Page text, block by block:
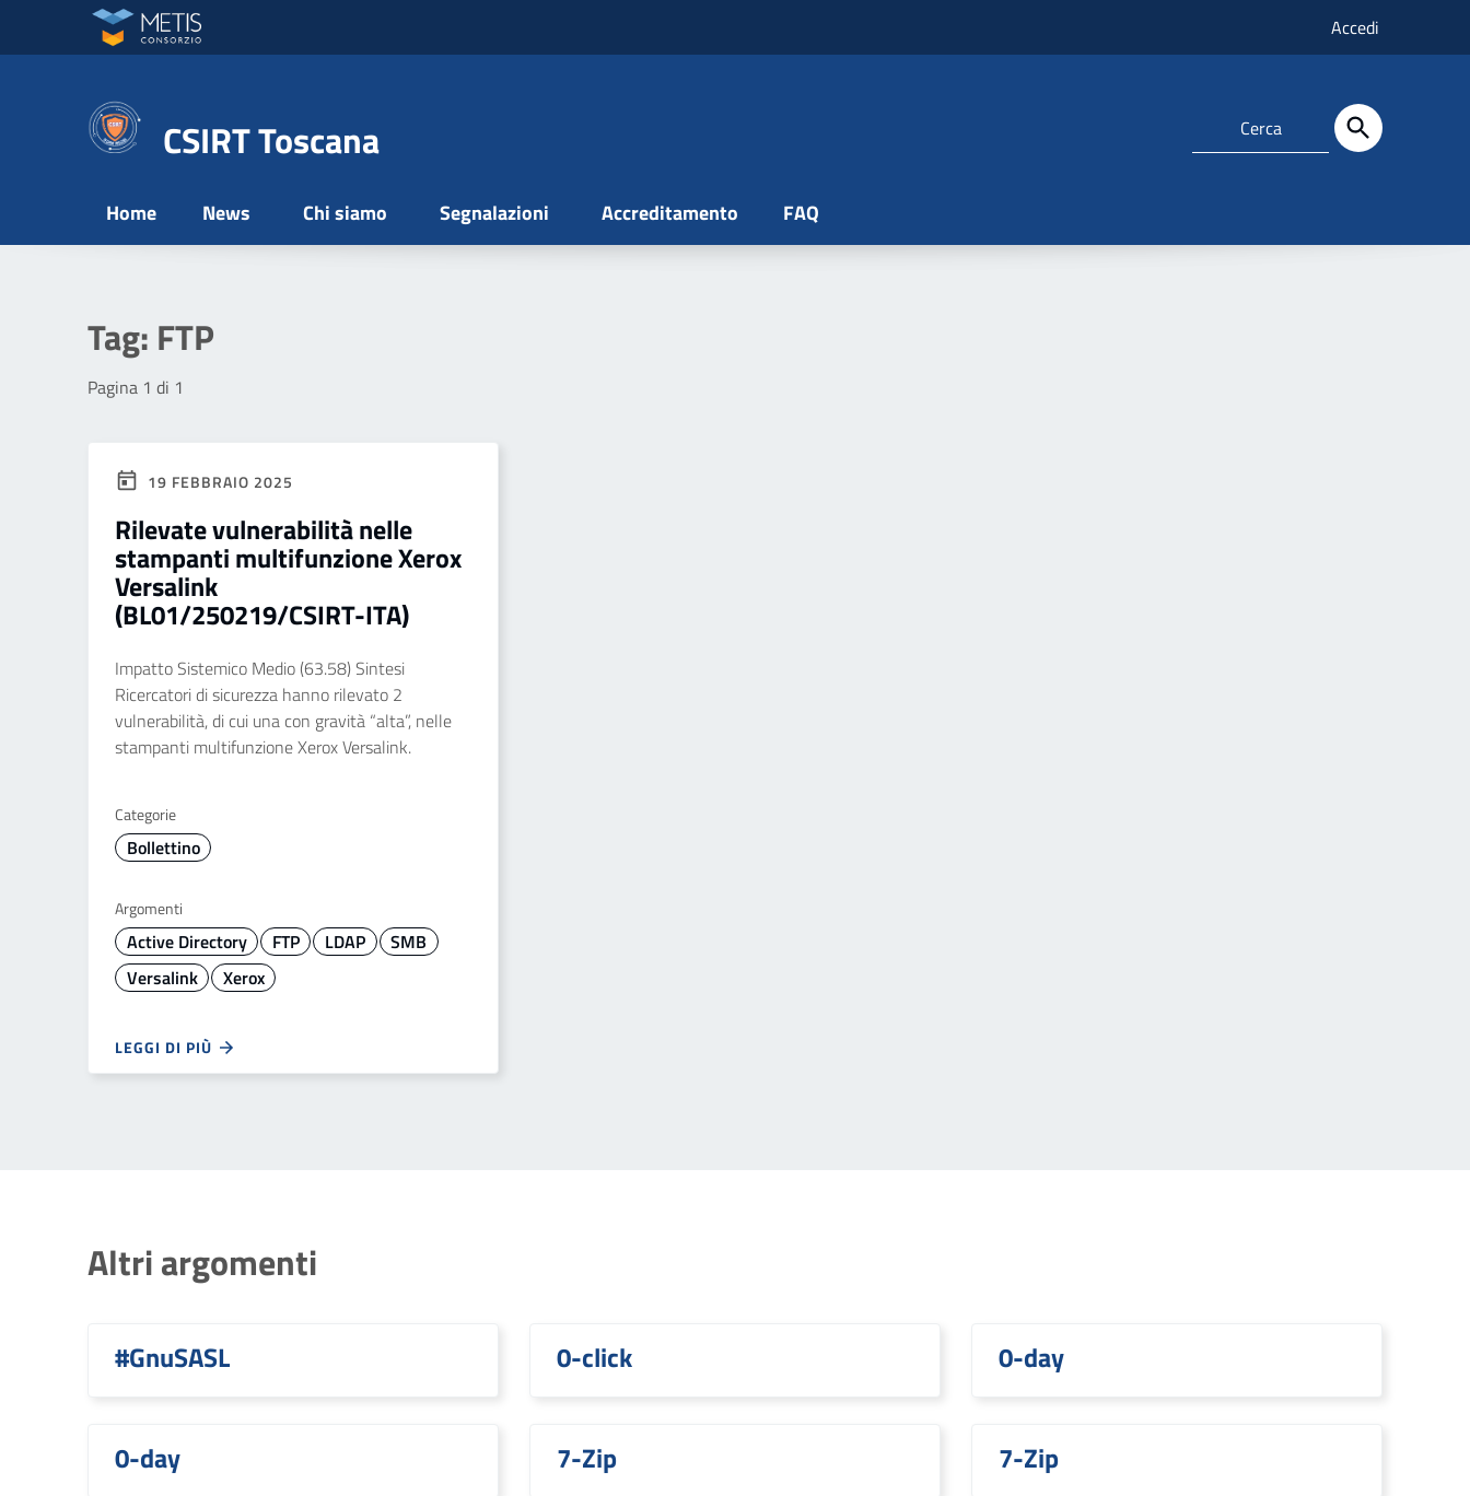
Vai ai contenuti
Vai al menu di navigazione
Accedi
CSIRT Toscana
Home News Chi siamo Segnalazioni Accreditamento FAQ
Tag: FTP
Pagina 1 di 1
19 FEBBRAIO 2025
Rilevate vulnerabilità nelle
stampanti multifunzione Xerox
Versalink
(BL01/250219/CSIRT-ITA)
Impatto Sistemico Medio (63.58) Sintesi
Ricercatori di sicurezza hanno rilevato 2
vulnerabilità, di cui una con gravità “alta”, nelle
stampanti multifunzione Xerox Versalink.
Categorie
Bollettino
Argomenti
Active Directory FTP LDAP
SMB
Versalink
Xerox
LEGGI DI PIÙ
Altri argomenti
#GnuSASL 0-click 0-day
0-day 7-Zip 7-Zip